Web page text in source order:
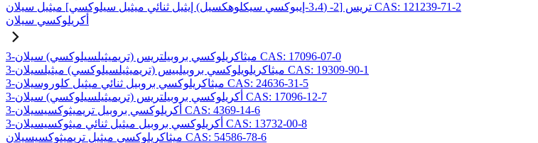
تريس [2- (3،4-إيبوكسي سيكلوهكسيل) إيثيل ثنائي ميثيل سيلوكسي] ميثيل سيلان CAS: 121239-71-2
أكريلوكسي سيلان
3-ميثاكريلوكسي بروبيلتريس (تريميثيلسيلوكسي) سيلان CAS: 17096-07-0
3-ميثاكريلويلوكسي بروبيلبيس (تريميثيلسيلوكسي) ميثيلسيلان CAS: 19309-90-1
3-ميثاكريلوكسي بروبيل ثنائي ميثيل كلوروسيلان CAS: 24636-31-5
3-أكريلوكسي بروبيلتريس (تريميثيلسيلوكسي) سيلان CAS: 17096-12-7
3-أكريلوكسي بروبيل تريميثوكسيسيلان CAS: 4369-14-6
3-أكريلوكسي بروبيل ميثيل ثنائي ميثوكسيسيلان CAS: 13732-00-8
ميثاكريلوكسي ميثيل تريميثوكسيسيلان CAS: 54586-78-6